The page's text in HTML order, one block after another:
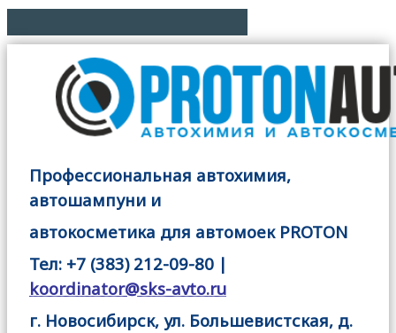
Профессиональная автохимия,
автошампуни и
автокосметика для автомоек PROTON
Тел: +7 (383) 212-09-80 |
koordinator@sks-avto.ru
г. Новосибирск, ул. Большевистская, д.